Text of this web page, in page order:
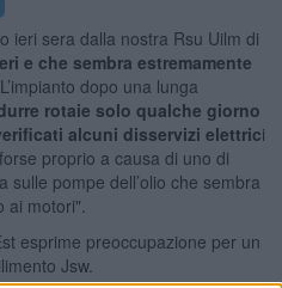
ieri sera dalla nostra Rsu Uilm di
e che sembra estremamente
L’impianto dopo una lunga
rotaie solo qualche giorno
alcuni disservizi elettrici
proprio a causa di uno di
pompe dell’olio che sembra
motori".
esprime preoccupazione per un
Jsw.